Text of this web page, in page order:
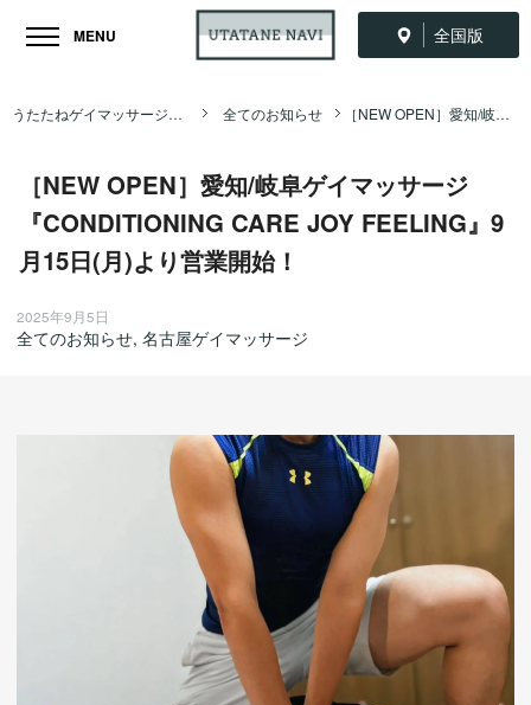
全国版
MENU
うたたねゲイマッサージ全国ナビ TOP 全てのお知らせ ［NEW OPEN］愛知/岐阜ゲイマッサージ『CONDITIONING CARE JOY FEELING』9月15日(月)より営業開始！
［NEW OPEN］愛知/岐阜ゲイマッサージ
『CONDITIONING CARE JOY FEELING』9
月15日(月)より営業開始！
2025年9月5日
全てのお知らせ, 名古屋ゲイマッサージ